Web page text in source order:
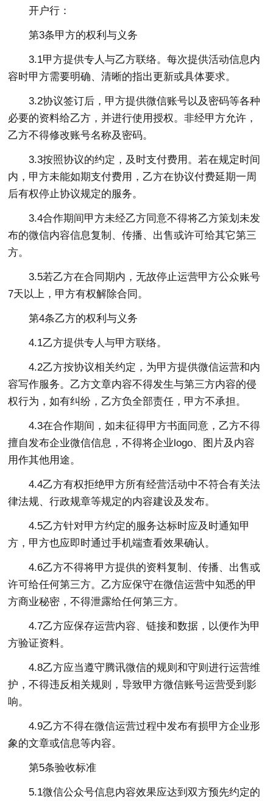
开户行：
第3条甲方的权利与义务
3.1甲方提供专人与乙方联络。每次提供活动信息内
容时甲方需要明确、清晰的指出更新或具体要求。
3.2协议签订后，甲方提供微信账号以及密码等各种
必要的资料给乙方，并进行使用授权。非经甲方允许，
乙方不得修改账号名称及密码。
3.3按照协议的约定，及时支付费用。若在规定时间
内，甲方未能如期支付费用，乙方在协议付费延期一周
后有权停止协议规定的服务。
3.4合作期间甲方未经乙方同意不得将乙方策划未发
布的微信内容信息复制、传播、出售或许可给其它第三
方。
3.5若乙方在合同期内，无故停止运营甲方公众账号
7天以上，甲方有权解除合同。
第4条乙方的权利与义务
4.1乙方提供专人与甲方联络。
4.2乙方按协议相关约定，为甲方提供微信运营和内
容写作服务。乙方文章内容不得发生与第三方内容的侵
权行为，如有纠纷，乙方负全部责任，甲方不承担。
4.3在合作期间，如未征得甲方书面同意，乙方不得
擅自发布企业微信信息，不得将企业logo、图片及内容
用作其他用途。
4.4乙方有权拒绝甲方所有经营活动中不符合有关法
律法规、行政规章等规定的内容建设及发布。
4.5乙方针对甲方约定的服务达标时应及时通知甲
方，甲方也应即时通过手机端查看效果确认。
4.6乙方不得将甲方提供的资料复制、传播、出售或
许可给任何第三方。乙方应保守在微信运营中知悉的甲
方商业秘密，不得泄露给任何第三方。
4.7乙方应保存运营内容、链接和数据，以便作为甲
方验证资料。
4.8乙方应当遵守腾讯微信的规则和守则进行运营维
护，不得违反相关规则，导致甲方微信账号运营受到影
响。
4.9乙方不得在微信运营过程中发布有损甲方企业形
象的文章或信息等内容。
第5条验收标准
5.1微信公众号信息内容效果应达到双方预先约定的